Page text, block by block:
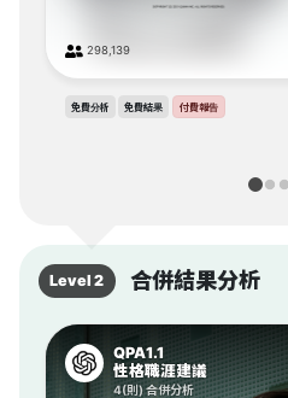
298,139
免費分析 免費結果 付費報告
Level 2 合併結果分析
QPA1.1
性格職涯建議
4(則) 合併分析